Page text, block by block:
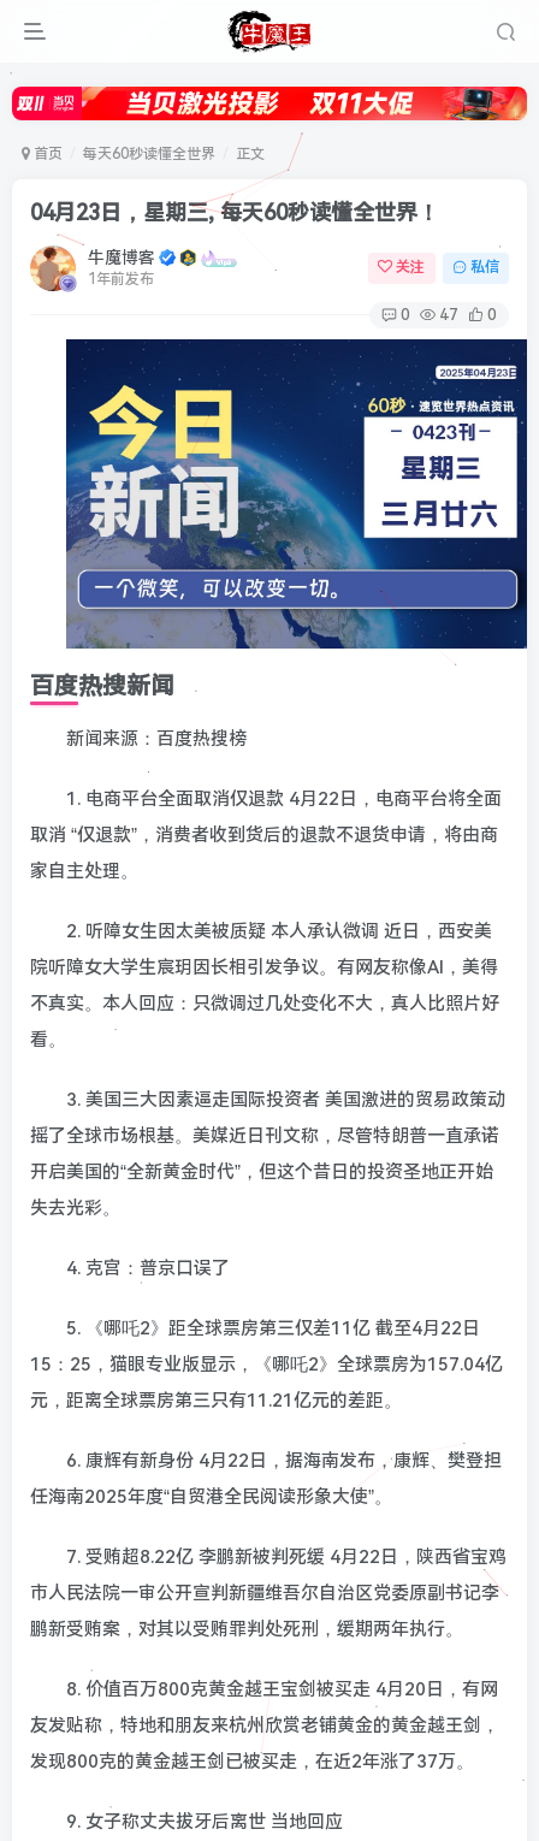
首页 每天60秒读懂全世界 正文
04月23日，星期三, 每天60秒读懂全世界！
牛魔博客
1年前发布
关注 私信
0 47 0
百度热搜新闻
新闻来源：百度热搜榜
1. 电商平台全面取消仅退款 4月22日，电商平台将全面
取消 “仅退款”，消费者收到货后的退款不退货申请，将由商
家自主处理。
2. 听障女生因太美被质疑 本人承认微调 近日，西安美
院听障女大学生宸玥因长相引发争议。有网友称像AI，美得
不真实。本人回应：只微调过几处变化不大，真人比照片好
看。
3. 美国三大因素逼走国际投资者 美国激进的贸易政策动
摇了全球市场根基。美媒近日刊文称，尽管特朗普一直承诺
开启美国的“全新黄金时代”，但这个昔日的投资圣地正开始
失去光彩。
4. 克宫：普京口误了
5. 《哪吒2》距全球票房第三仅差11亿 截至4月22日
15：25，猫眼专业版显示，《哪吒2》全球票房为157.04亿
元，距离全球票房第三只有11.21亿元的差距。
6. 康辉有新身份 4月22日，据海南发布，康辉、樊登担
任海南2025年度“自贸港全民阅读形象大使”。
7. 受贿超8.22亿 李鹏新被判死缓 4月22日，陕西省宝鸡
市人民法院一审公开宣判新疆维吾尔自治区党委原副书记李
鹏新受贿案，对其以受贿罪判处死刑，缓期两年执行。
8. 价值百万800克黄金越王宝剑被买走 4月20日，有网
友发贴称，特地和朋友来杭州欣赏老铺黄金的黄金越王剑，
发现800克的黄金越王剑已被买走，在近2年涨了37万。
9. 女子称丈夫拔牙后离世 当地回应